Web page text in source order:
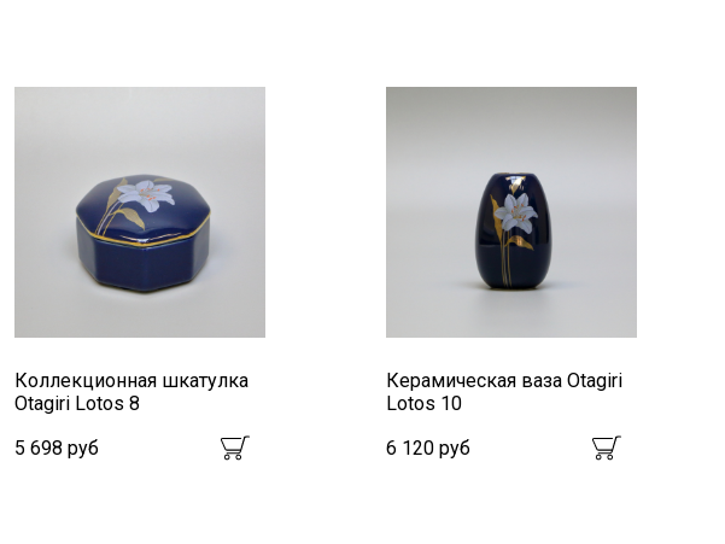
Коллекционная шкатулка
Otagiri Lotos 8
5 698 руб
Керамическая ваза Otagiri
Lotos 10
6 120 руб